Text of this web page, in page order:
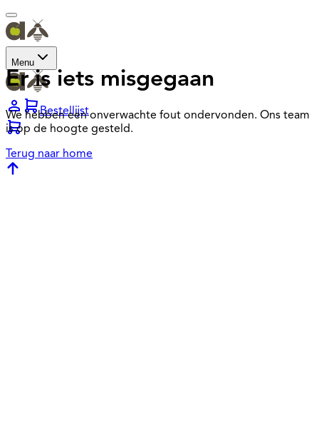
Menu
Bestellijst
Er is iets misgegaan
We hebben een onverwachte fout ondervonden. Ons team
is op de hoogte gesteld.
Terug naar home